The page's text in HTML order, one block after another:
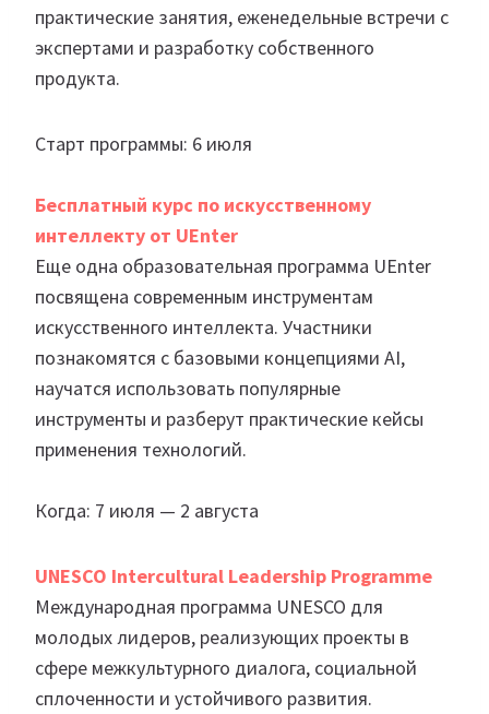
практические занятия, еженедельные встречи с
экспертами и разработку собственного
продукта.
Старт программы: 6 июля
Бесплатный курс по искусственному
интеллекту от UEnter
Еще одна образовательная программа UEnter
посвящена современным инструментам
искусственного интеллекта. Участники
познакомятся с базовыми концепциями AI,
научатся использовать популярные
инструменты и разберут практические кейсы
применения технологий.
Когда: 7 июля — 2 августа
UNESCO Intercultural Leadership Programme
Международная программа UNESCO для
молодых лидеров, реализующих проекты в
сфере межкультурного диалога, социальной
сплоченности и устойчивого развития.